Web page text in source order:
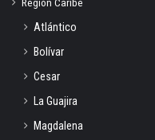
Región Caribe
Atlántico
Bolívar
Cesar
La Guajira
Magdalena